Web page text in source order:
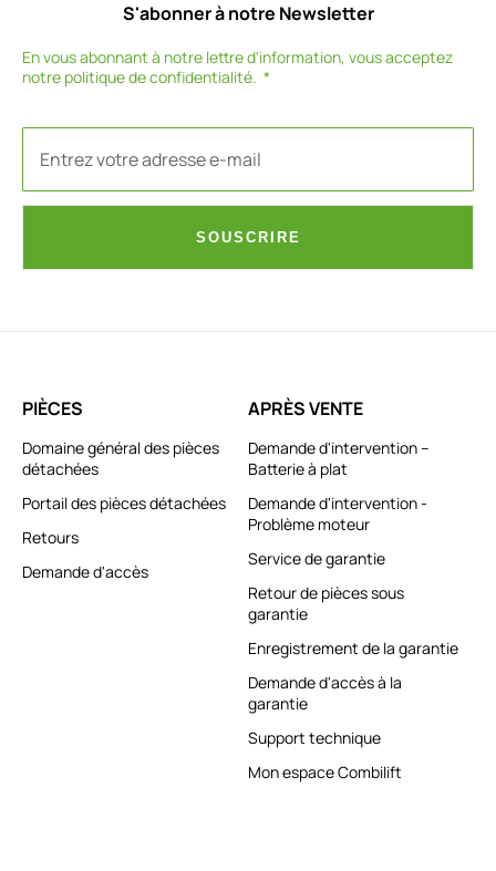
S'abonner à notre Newsletter
En vous abonnant à notre lettre d'information, vous acceptez
notre politique de confidentialité.
SOUSCRIRE
PIÈCES
Domaine général des pièces
détachées
Portail des pièces détachées
Retours
Demande d'accès
APRÈS VENTE
Demande d'intervention –
Batterie à plat
Demande d'intervention -
Problème moteur
Service de garantie
Retour de pièces sous
garantie
Enregistrement de la garantie
Demande d'accès à la
garantie
Support technique
Mon espace Combilift